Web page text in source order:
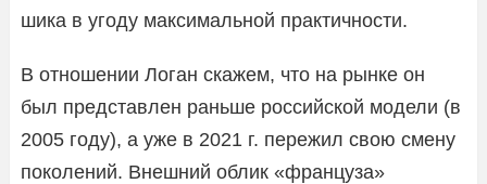
шика в угоду максимальной практичности.
В отношении Логан скажем, что на рынке он
был представлен раньше российской модели (в
2005 году), а уже в 2021 г. пережил свою смену
поколений. Внешний облик «француза»